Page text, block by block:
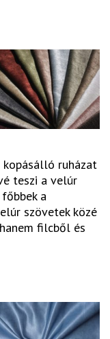
kopásálló ruházat
teszi a velúr
a
szövetek közé
filcből és